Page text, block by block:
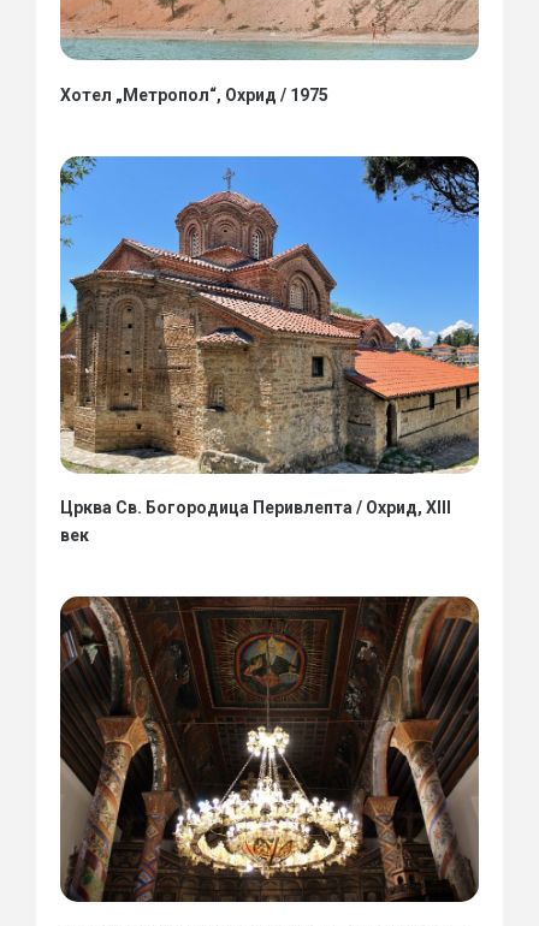
Хотел „Метропол“, Охрид / 1975
Црква Св. Богородица Перивлепта / Охрид, XIII
век